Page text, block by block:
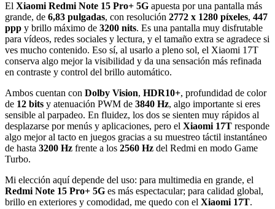
El Xiaomi Redmi Note 15 Pro+ 5G apuesta por una pantalla más
grande, de 6,83 pulgadas, con resolución 2772 x 1280 píxeles, 447
ppp y brillo máximo de 3200 nits. Es una pantalla muy disfrutable
para vídeos, redes sociales y lectura, y el tamaño extra se agradece si
ves mucho contenido. Eso sí, al usarlo a pleno sol, el Xiaomi 17T
conserva algo mejor la visibilidad y da una sensación más refinada
en contraste y control del brillo automático.
Ambos cuentan con Dolby Vision, HDR10+, profundidad de color
de 12 bits y atenuación PWM de 3840 Hz, algo importante si eres
sensible al parpadeo. En fluidez, los dos se sienten muy rápidos al
desplazarse por menús y aplicaciones, pero el Xiaomi 17T responde
algo mejor al tacto en juegos gracias a su muestreo táctil instantáneo
de hasta 3200 Hz frente a los 2560 Hz del Redmi en modo Game
Turbo.
Mi elección aquí depende del uso: para multimedia en grande, el
Redmi Note 15 Pro+ 5G es más espectacular; para calidad global,
brillo en exteriores y comodidad, me quedo con el Xiaomi 17T.